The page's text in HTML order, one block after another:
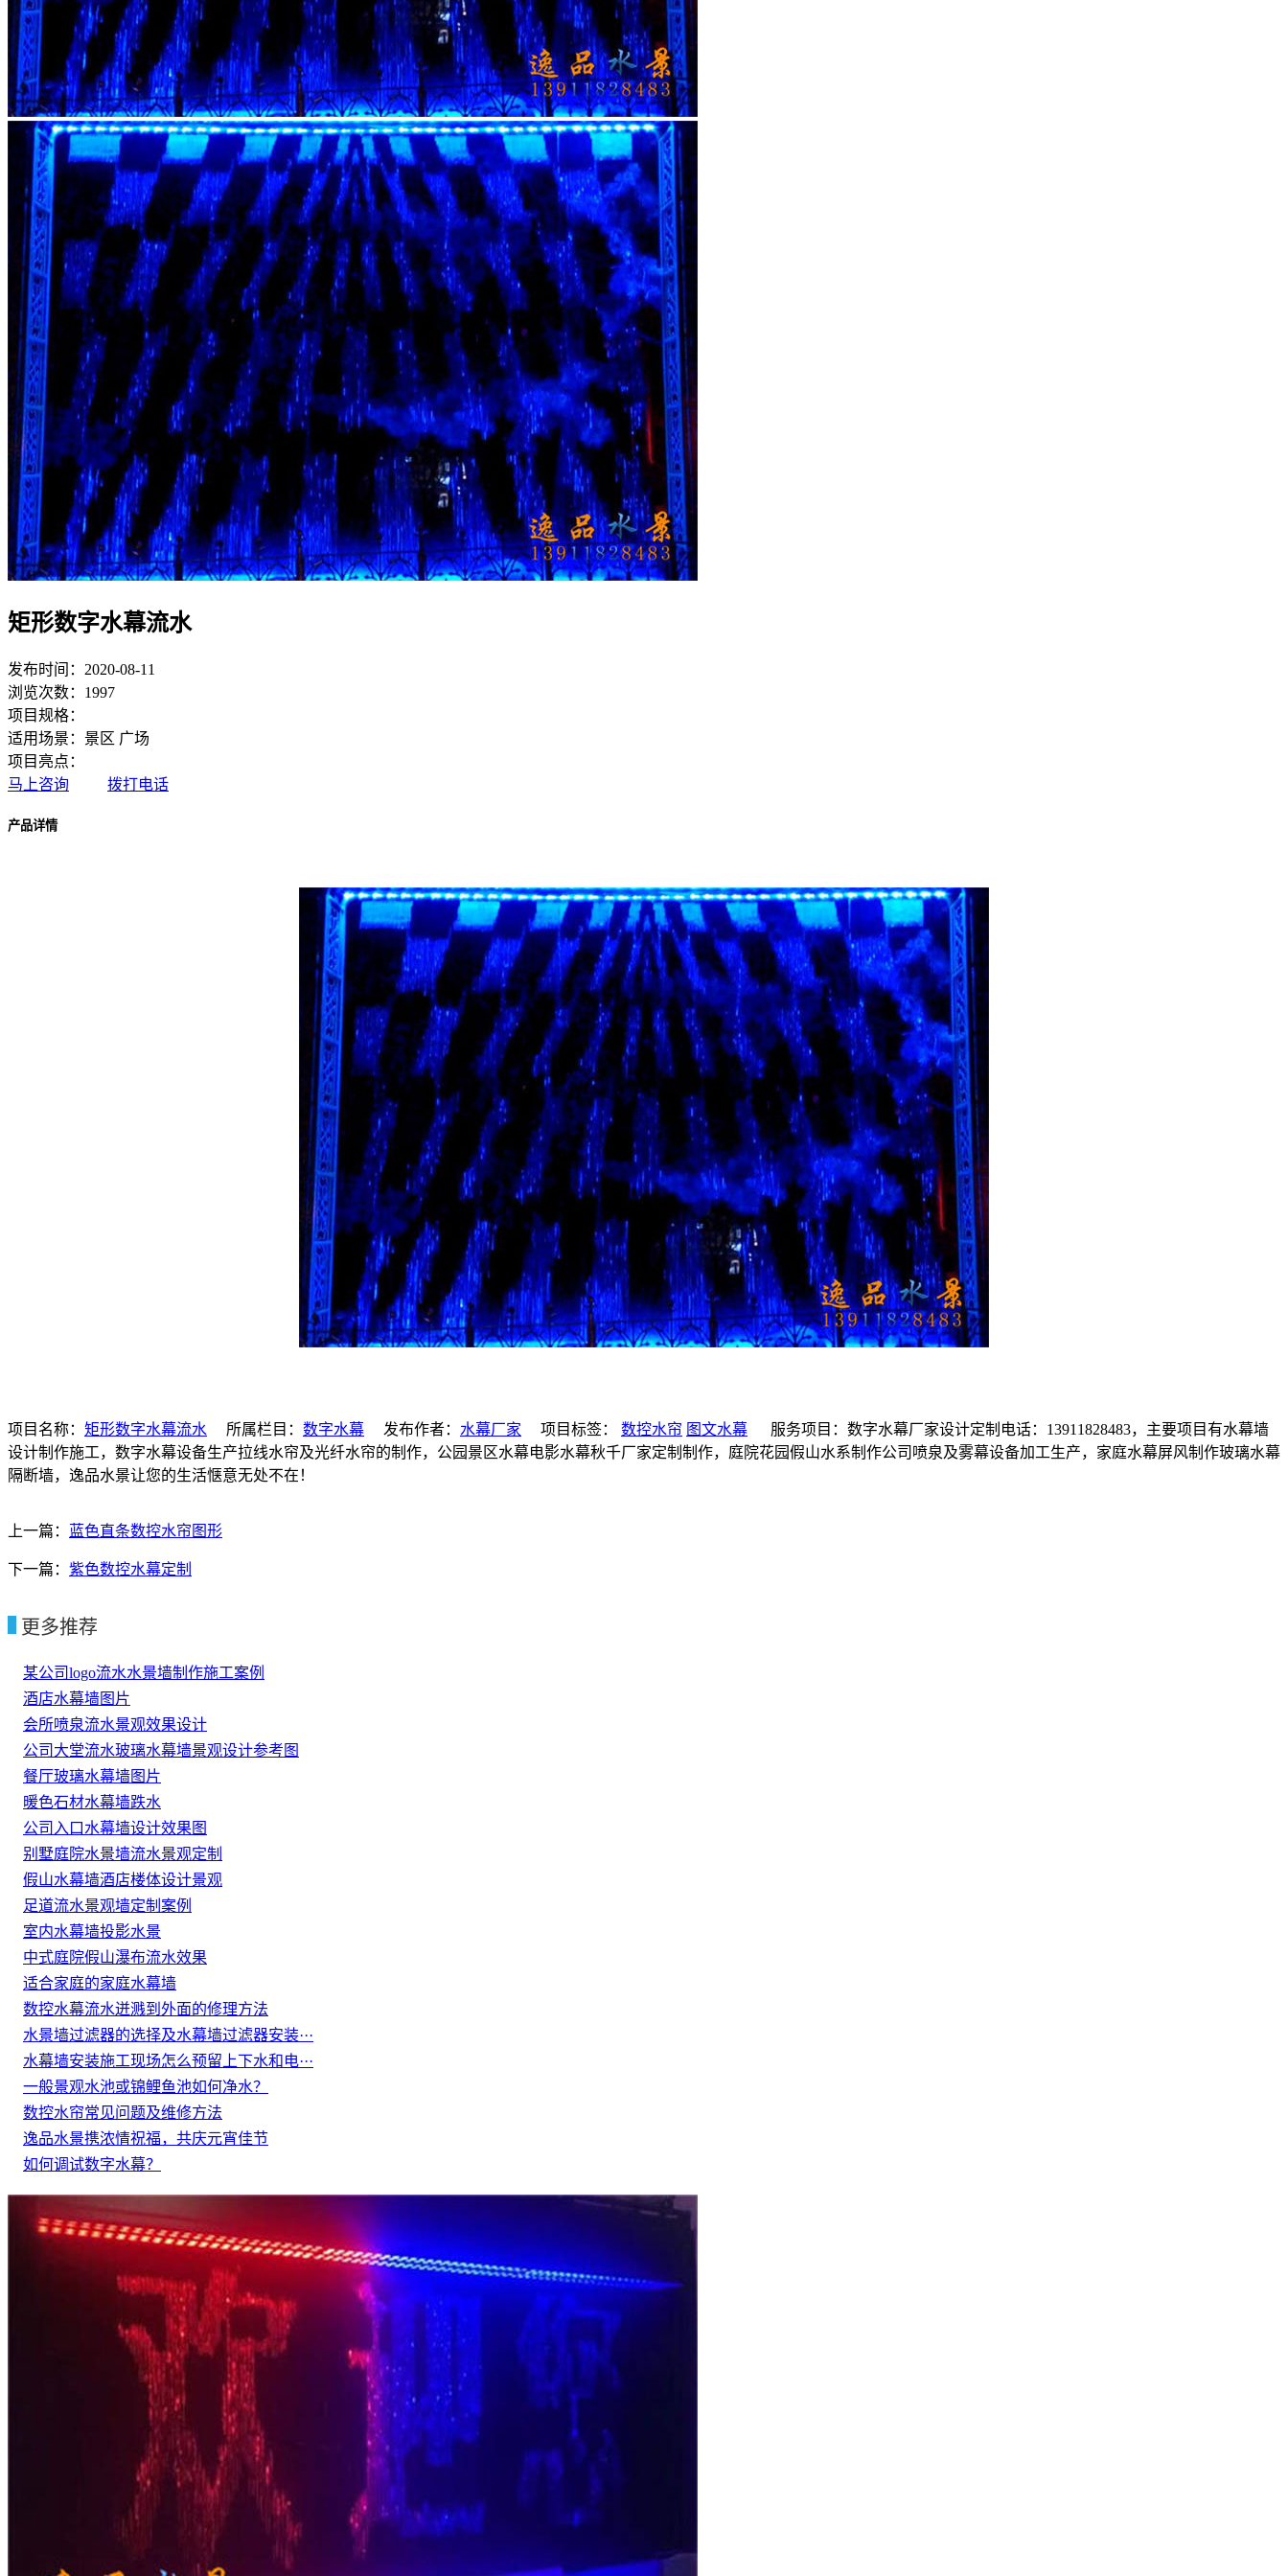
矩形数字水幕流水
发布时间：2020-08-11
浏览次数：1997
项目规格：
适用场景：景区 广场
项目亮点：
马上咨询
拨打电话
产品详情
项目名称： 矩形数字水幕流水 所属栏目： 数字水幕 发布作者： 水幕厂家 项目标签： 数控水帘 图文水幕 服务项目：数字水幕厂家设计定制电话：13911828483，主要项目有水幕墙
设计制作施工，数字水幕设备生产拉线水帘及光纤水帘的制作，公园景区水幕电影水幕秋千厂家定制制作，庭院花园假山水系制作公司喷泉及雾幕设备加工生产，家庭水幕屏风制作玻璃水幕
隔断墙，逸品水景让您的生活惬意无处不在！
上一篇： 蓝色直条数控水帘图形
下一篇： 紫色数控水幕定制
更多推荐
某公司logo流水水景墙制作施工案例
酒店水幕墙图片
会所喷泉流水景观效果设计
公司大堂流水玻璃水幕墙景观设计参考图
餐厅玻璃水幕墙图片
暖色石材水幕墙跌水
公司入口水幕墙设计效果图
别墅庭院水景墙流水景观定制
假山水幕墙酒店楼体设计景观
足道流水景观墙定制案例
室内水幕墙投影水景
中式庭院假山瀑布流水效果
适合家庭的家庭水幕墙
数控水幕流水迸溅到外面的修理方法
水景墙过滤器的选择及水幕墙过滤器安装···
水幕墙安装施工现场怎么预留上下水和电···
一般景观水池或锦鲤鱼池如何净水？
数控水帘常见问题及维修方法
逸品水景携浓情祝福，共庆元宵佳节
如何调试数字水幕？